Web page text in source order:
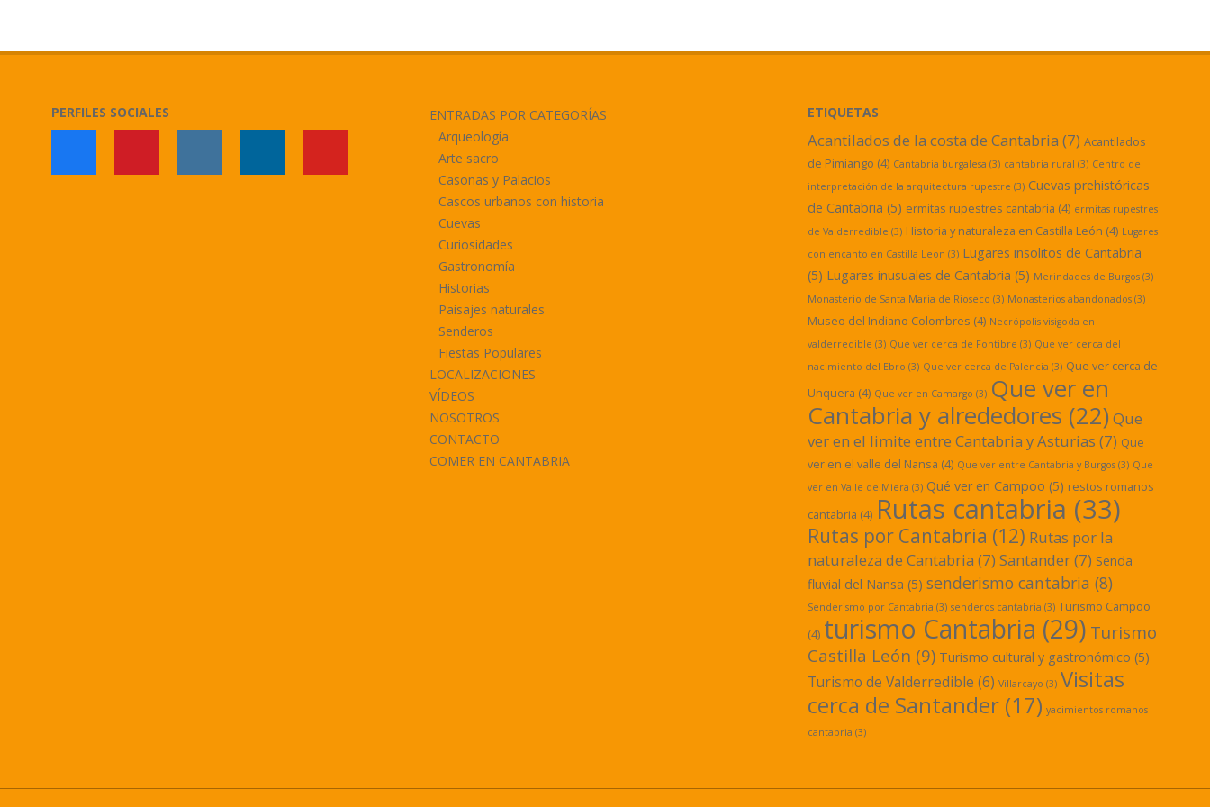
PERFILES SOCIALES
ENTRADAS POR CATEGORÍAS
Arqueología
Arte sacro
Casonas y Palacios
Cascos urbanos con historia
Cuevas
Curiosidades
Gastronomía
Historias
Paisajes naturales
Senderos
Fiestas Populares
LOCALIZACIONES
VÍDEOS
NOSOTROS
CONTACTO
COMER EN CANTABRIA
ETIQUETAS
Acantilados de la costa de Cantabria (7) Acantilados
de Pimiango (4) Cantabria burgalesa (3) cantabria rural (3) Centro de
interpretación de la arquitectura rupestre (3) Cuevas prehistóricas
de Cantabria (5) ermitas rupestres cantabria (4) ermitas rupestres
de Valderredible (3) Historia y naturaleza en Castilla León (4) Lugares
con encanto en Castilla Leon (3) Lugares insolitos de Cantabria
(5) Lugares inusuales de Cantabria (5) Merindades de Burgos (3)
Monasterio de Santa Maria de Rioseco (3) Monasterios abandonados (3)
Museo del Indiano Colombres (4) Necrópolis visigoda en
valderredible (3) Que ver cerca de Fontibre (3) Que ver cerca del
nacimiento del Ebro (3) Que ver cerca de Palencia (3) Que ver cerca de
Unquera (4) Que ver en Camargo (3) Que ver en
Cantabria y alrededores (22) Que
ver en el limite entre Cantabria y Asturias (7) Que
ver en el valle del Nansa (4) Que ver entre Cantabria y Burgos (3) Que
ver en Valle de Miera (3) Qué ver en Campoo (5) restos romanos
cantabria (4) Rutas cantabria (33)
Rutas por Cantabria (12) Rutas por la
naturaleza de Cantabria (7) Santander(7) Senda
fluvial del Nansa (5) senderismo cantabria (8)
Senderismo por Cantabria (3) senderos cantabria (3) Turismo Campoo
(4) turismo Cantabria (29) Turismo
Castilla León (9) Turismo cultural y gastronómico (5)
Turismo de Valderredible (6) Villarcayo (3) Visitas
cerca de Santander (17) yacimientos romanos
cantabria (3)